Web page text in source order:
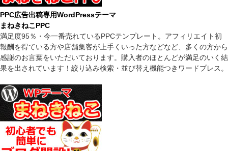
PPC広告出稿専用WordPressテーマ
まねきねこPPC
満足度95％・今一番売れているPPCテンプレート。アフィリエイト初
報酬を得ている方や店舗集客が上手くいった方などなど、多くの方から
感謝のお言葉をいただいております。購入者のほとんどが満足のいく結
果を出されています！絞り込み検索・並び替え機能つきワードプレス。